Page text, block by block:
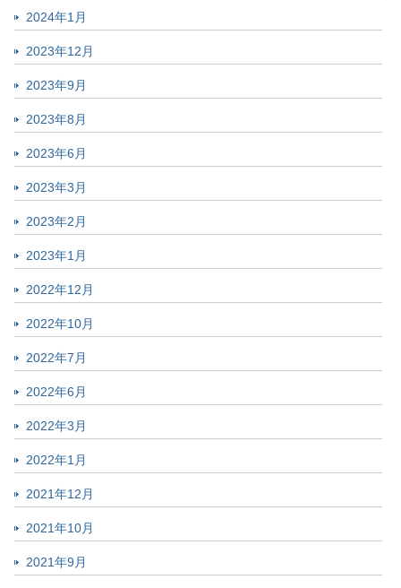
2024年1月
2023年12月
2023年9月
2023年8月
2023年6月
2023年3月
2023年2月
2023年1月
2022年12月
2022年10月
2022年7月
2022年6月
2022年3月
2022年1月
2021年12月
2021年10月
2021年9月